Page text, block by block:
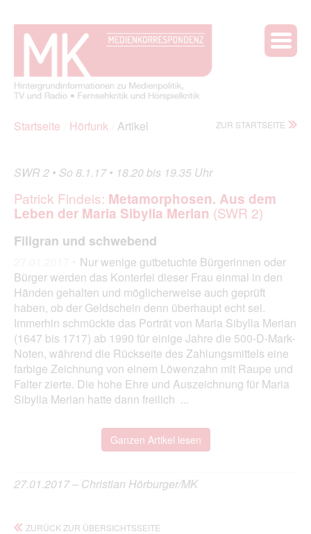
Startseite Hörfunk Artikel ZUR STARTSEITE
SWR 2 • So 8.1.17 • 18.20 bis 19.35 Uhr
Patrick Findeis: Metamorphosen. Aus dem
Leben der Maria Sibylla Merian (SWR 2)
Filigran und schwebend
Nur wenige gutbetuchte Bürgerinnen oder
Bürger werden das Konterfei dieser Frau einmal in den
Händen gehalten und möglicherweise auch geprüft
haben, ob der Geldschein denn überhaupt echt sei.
Immerhin schmückte das Porträt von Maria Sibylla Merian
(1647 bis 1717) ab 1990 für einige Jahre die 500-D-Mark-
Noten, während die Rückseite des Zahlungsmittels eine
farbige Zeichnung von einem Löwenzahn mit Raupe und
Falter zierte. Die hohe Ehre und Auszeichnung für Maria
Sibylla Merian hatte dann freilich ...
Ganzen Artikel lesen
27.01.2017 – Christian Hörburger/MK
ZURÜCK ZUR ÜBERSICHTSSEITE